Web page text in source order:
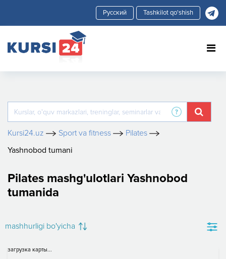
Tashkilot qo'shish
Kursi24.uz Sport va fitness
Pilates
Yashnobod tumani
Pilates mashg'ulotlari Yashnobod
tumanida
mashhurligi bo'yicha
загрузка карты...